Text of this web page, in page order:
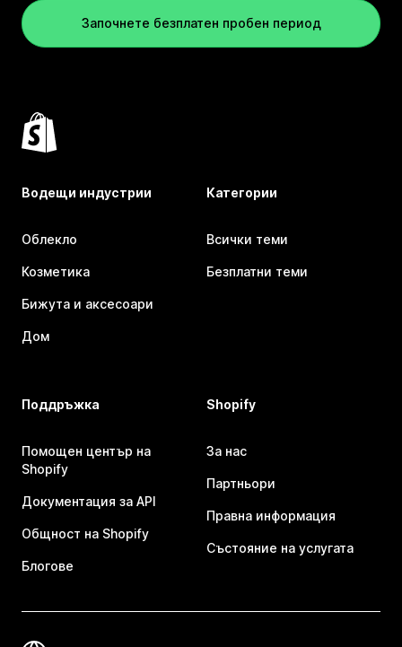
Започнете безплатен пробен период
Водещи индустрии
Облекло
Козметика
Бижута и аксесоари
Дом
Категории
Всички теми
Безплатни теми
Поддръжка
Помощен център на
Shopify
Документация за API
Общност на Shopify
Блогове
Shopify
За нас
Партньори
Правна информация
Състояние на услугата